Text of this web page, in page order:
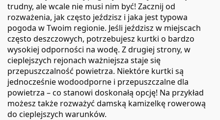
trudny, ale wcale nie musi nim być! Zacznij od
rozważenia, jak często jeździsz i jaka jest typowa
pogoda w Twoim regionie. Jeśli jeździsz w miejscach
często deszczowych, potrzebujesz kurtki o bardzo
wysokiej odporności na wodę. Z drugiej strony, w
cieplejszych rejonach ważniejsza staje się
przepuszczalność powietrza. Niektóre kurtki są
jednocześnie wodoodporne i przepuszczalne dla
powietrza – co stanowi doskonałą opcję! Na przykład
możesz także rozważyć damską kamizelkę rowerową
do cieplejszych warunków.